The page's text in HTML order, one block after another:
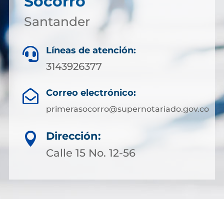
Santander
 Líneas de atención:
3143926377
 Correo electrónico:
primerasocorro@supernotariado.gov.co

Dirección:
Calle 15 No. 12-56